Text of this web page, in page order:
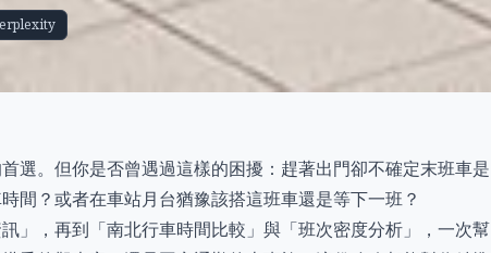
選。但你是否曾遇過這樣的困擾：趕著出門卻不確定末班車是
間？或者在車站月台猶豫該搭這班車還是等下一班？
」，再到「南北行車時間比較」與「班次密度分析」，一次幫